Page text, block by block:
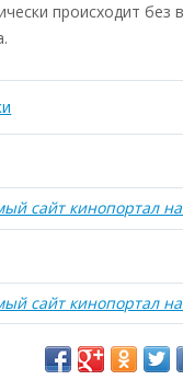
происходит без
сайт кинопортал на
сайт кинопортал на